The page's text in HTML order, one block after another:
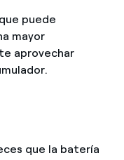
puede
mayor
aprovechar
que la batería